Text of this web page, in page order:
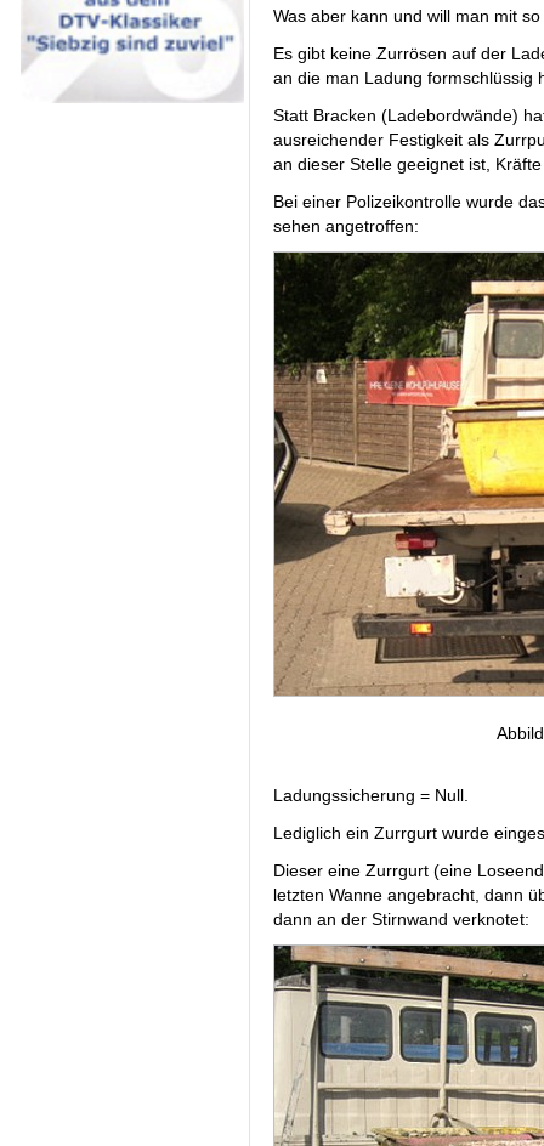
Was aber kann und will man mit
Es gibt keine Zurrösen auf der
an die man Ladung formschlüssig
Statt Bracken (Ladebordwände)
ausreichender Festigkeit als
an dieser Stelle geeignet ist,
Bei einer Polizeikontrolle wurde
sehen angetroffen:
Ladungssicherung = Null.
Lediglich ein Zurrgurt wurde
Dieser eine Zurrgurt (eine
letzten Wanne angebracht, dann
dann an der Stirnwand verknotet: